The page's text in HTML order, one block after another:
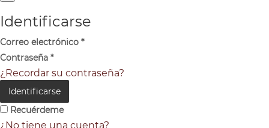
Identificarse
Correo electrónico *
Contraseña *
¿Recordar su contraseña?
Identificarse
Recuérdeme
¿No tiene una cuenta?